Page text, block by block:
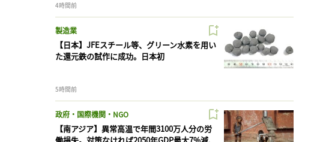
4時間前
製造業
【日本】JFEスチール等、グリーン水素を用い
た還元鉄の試作に成功。日本初
5時間前
政府・国際機関・NGO
【南アジア】異常高温で年間3100万人分の労